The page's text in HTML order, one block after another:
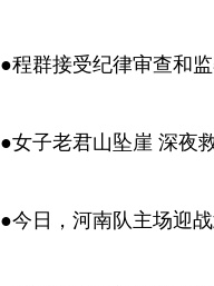
●程群接受纪律审查和
●女子老君山坠崖 深夜
●今日，河南队主场迎